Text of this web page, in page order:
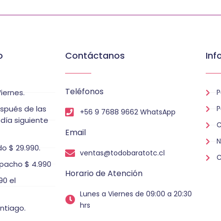
de las
siguiente
$ 29.990.
$ 4.990
el
Contáctanos
Teléfonos
+56 9 7688 9662 WhatsApp
Email
ventas@todobaratotc.cl
Horario de Atención
Lunes a Viernes de 09:00 a 20:30
hrs